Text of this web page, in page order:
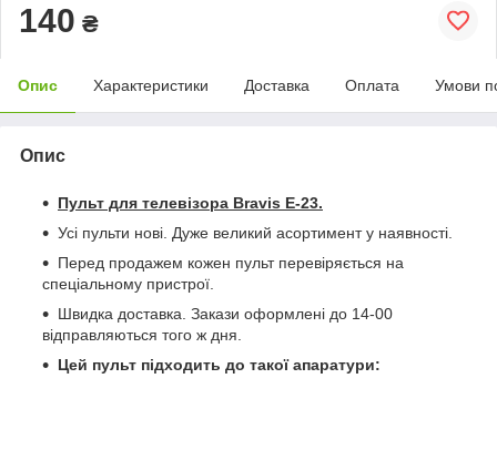
140 ₴
Опис Характеристики Доставка Оплата Умови
Опис
Пульт для телевізора Bravis E-23.
Усі пульти нові. Дуже великий асортимент у наявності.
Перед продажем кожен пульт перевіряється на
спеціальному пристрої.
Швидка доставка. Закази оформлені до 14-00
відправляються того ж дня.
Цей пульт підходить до такої апаратури: